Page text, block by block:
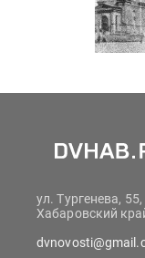
ул. Тургенева,
Хабаровский